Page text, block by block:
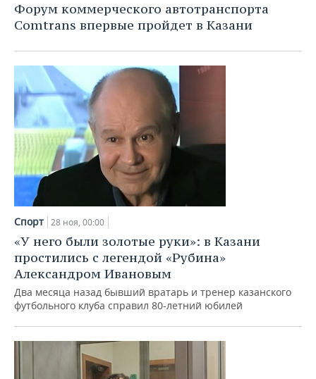
Форум коммерческого автотранспорта
Comtrans впервые пройдет в Казани
Спорт 28 ноя, 00:00
«У него были золотые руки»: в Казани
простились с легендой «Рубина»
Александром Ивановым
Два месяца назад бывший вратарь и тренер казанского
футбольного клуба справил 80-летний юбилей